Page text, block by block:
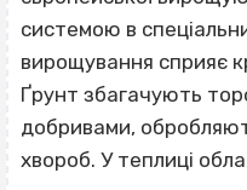
системою в
вирощування сприяє
Ґрунт збагачують
добривами,
хвороб. У теплиці